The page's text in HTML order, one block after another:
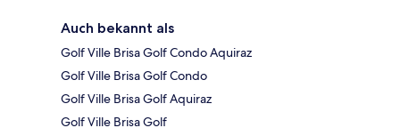
Auch bekannt als
Golf Ville Brisa Golf Condo Aquiraz
Golf Ville Brisa Golf Condo
Golf Ville Brisa Golf Aquiraz
Golf Ville Brisa Golf